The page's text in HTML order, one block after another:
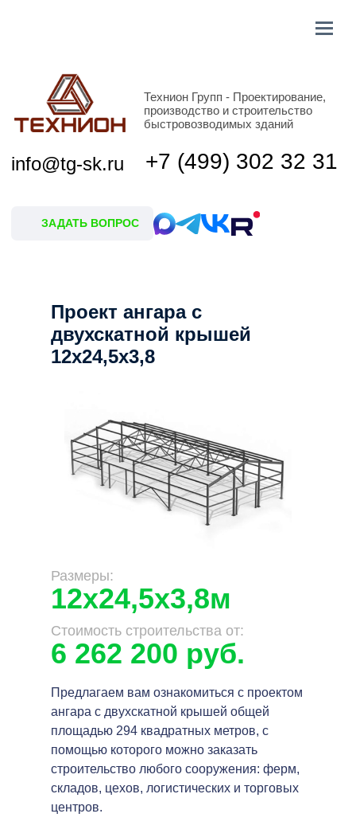
ЗАДАТЬ ВОПРОС
+7 (499) 302 32 31
info@tg-sk.ru
Проект ангара с
двухскатной крышей
12х24,5х3,8
Предлагаем вам ознакомиться с проектом
ангара с двухскатной крышей общей
площадью 294 квадратных метров, с
помощью которого можно заказать
строительство любого сооружения: ферм,
складов, цехов, логистических и торговых
центров.
Размеры:
Стоимость строительства от:
12х24,5х3,8м
6 262 200 руб.